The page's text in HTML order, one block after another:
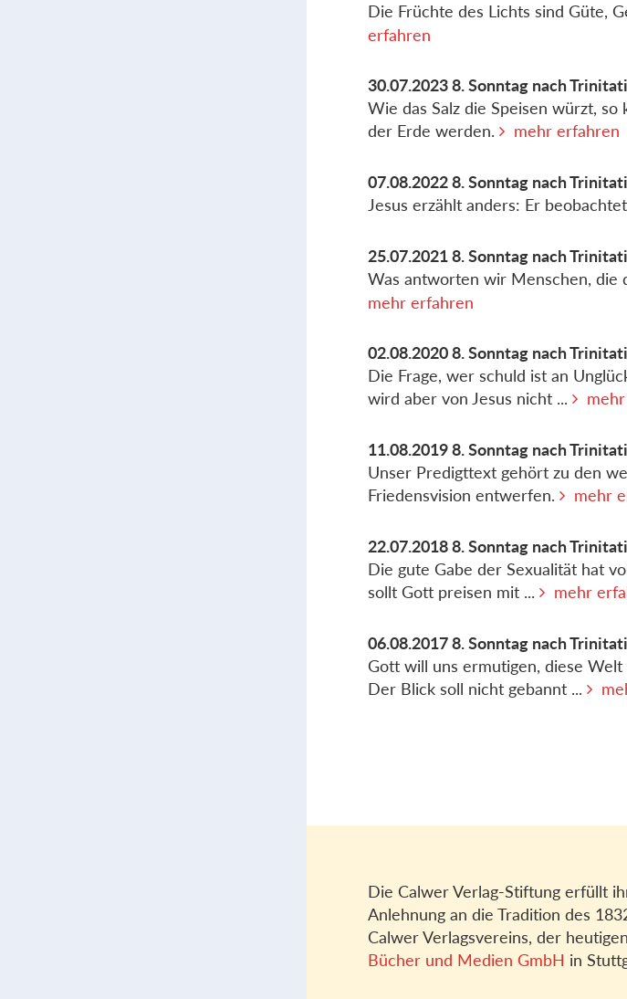
Die Früchte des Lichts sind Güte,
erfahren
30.07.20238. Sonntag nach
Wie das Salz die Speisen würzt,
der Erde werden.
mehr erfahren
07.08.20228. Sonntag nach
Jesus erzählt anders: Er
25.07.20218. Sonntag nach
Was antworten wir Menschen,
mehr erfahren
02.08.20208. Sonntag nach
Die Frage, wer schuld ist an
wird aber von Jesus nicht ...
11.08.20198. Sonntag nach
Unser Predigttext gehört zu den
Friedensvision entwerfen.
mehr
22.07.20188. Sonntag nach
Die gute Gabe der Sexualität hat
sollt Gott preisen mit ...
mehr
06.08.20178. Sonntag nach
Gott will uns ermutigen, diese
Der Blick soll nicht gebannt ...
Die Calwer Verlag-Stiftung erfüllt
Anlehnung an die Tradition des
Calwer Verlagsvereins, der
Bücher und Medien GmbH in